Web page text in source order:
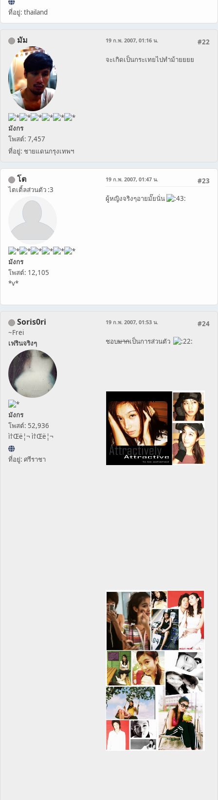
ที่อยู่: thailand
มัม
มังกร
โพสต์: 7,457
ที่อยู่: ชายแดนกรุงเทพฯ
#22
19 ก.พ. 2007, 01:16 น.
จะเกิดเป็นกระเทยไปทำม้ายยยย
โต
ไตเติ้ลส่วนตัว :3
มังกร
โพสต์: 12,105
*v*
#23
19 ก.พ. 2007, 01:47 น.
ผู้หญิงจริงๆอายมั๊ยนั่น
Soris0ri
~Frei
เฟรินจริงๆ
มังกร
โพสต์: 52,936
ì†Œë¦¬ ì†Œë¦¬
ที่อยู่: ศรีราชา
#24
19 ก.พ. 2007, 01:53 น.
ชอบมากเป็นการส่วนตัว